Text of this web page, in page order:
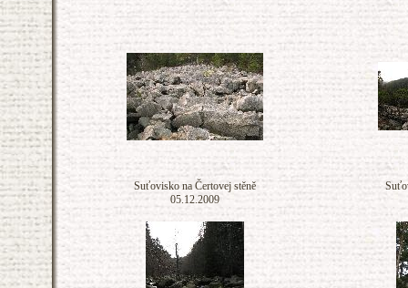
Suťovisko na Čertovej stěně
05.12.2009